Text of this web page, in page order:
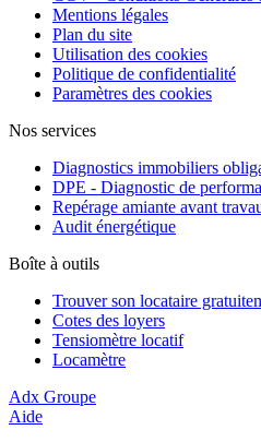
Mentions légales
Plan du site
Utilisation des cookies
Politique de confidentialité
Paramètres des cookies
Nos services
Diagnostics immobiliers
DPE - Diagnostic de
Repérage amiante avant
Audit énergétique
Boîte à outils
Trouver son locataire
Cotes des loyers
Tensiomètre locatif
Locamètre
Adx Groupe
Aide